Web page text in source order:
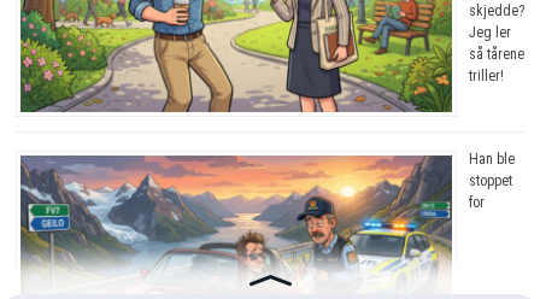
skjedde?
Jeg ler
så tårene
triller!
Han ble
stoppet
for